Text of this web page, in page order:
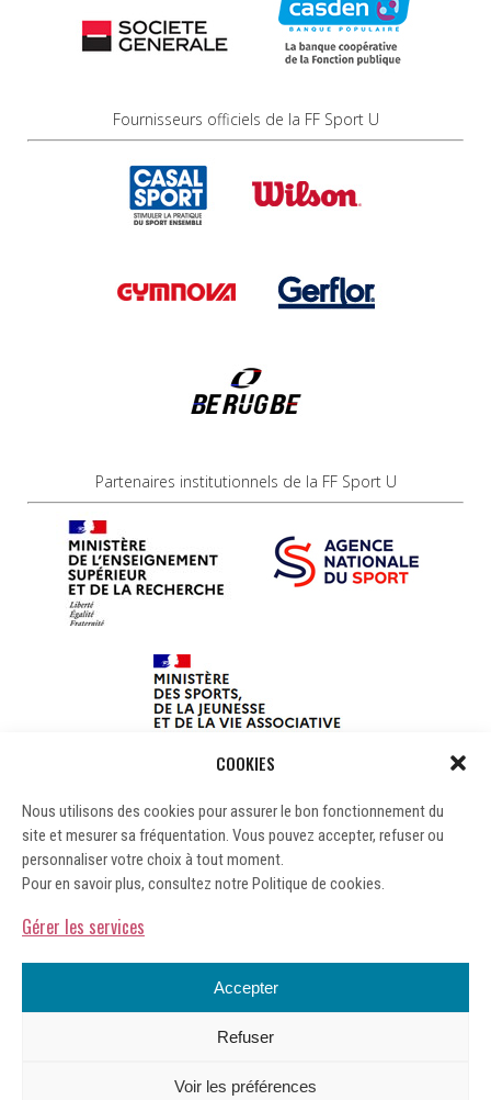
COOKIES
Nous utilisons des cookies pour assurer le bon fonctionnement du
site et mesurer sa fréquentation. Vous pouvez accepter, refuser ou
personnaliser votre choix à tout moment.
Pour en savoir plus, consultez notre Politique de cookies.
Gérer les services
Accepter
Refuser
Voir les préférences
Fournisseurs officiels de la FF Sport U
Partenaires institutionnels de la FF Sport U
Gérer les cookies